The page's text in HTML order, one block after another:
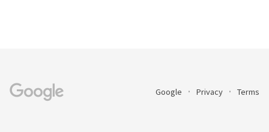
Google Privacy Terms